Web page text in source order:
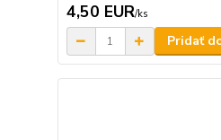
4,50 EUR/ks
Pridať